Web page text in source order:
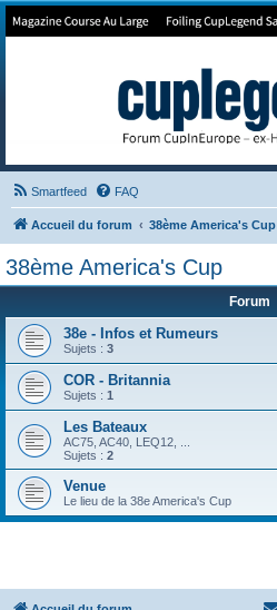
Forum de Cup In Europe
Smartfeed FAQ
Accueil du forum 38ème America's Cup
38ème America's Cup
Forum
38e - Infos et Rumeurs
Sujets : 3
COR - Britannia
Sujets : 1
Les Bateaux
AC75, AC40, LEQ12, ...
Sujets : 2
Venue
Le lieu de la 38e America's Cup